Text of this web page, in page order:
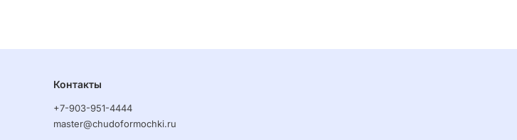
Контакты
+7-903-951-4444
master@chudoformochki.ru